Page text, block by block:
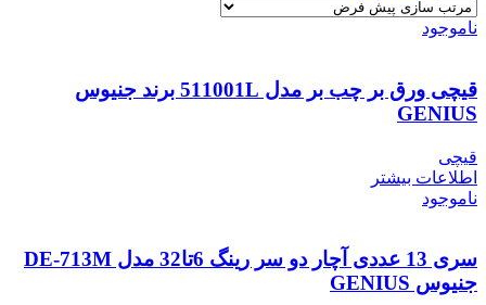
ناموجود
قیچی ورق بر چب بر مدل 511001L برند جنیوس
GENIUS
قیچی
اطلاعات بیشتر
ناموجود
سری 13 عددی آچار دو سر رینگ 6تا32 مدل DE-713M
جنیوس GENIUS